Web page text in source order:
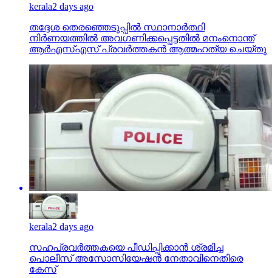
kerala2 days ago
തദ്ദേശ തെരഞ്ഞെടുപ്പില്‍ സ്ഥാനാര്‍ത്ഥി
നിര്‍ണയത്തില്‍ അവഗണിക്കപ്പെട്ടതില്‍ മനംനൊന്ത്
ആര്‍എസ്എസ് പ്രവര്‍ത്തകന്‍ ആത്മഹത്യ ചെയ്തു
kerala2 days ago
സഹപ്രവര്‍ത്തകയെ പീഡിപ്പിക്കാന്‍ ശ്രമിച്ച
പൊലീസ് അസോസിയേഷന്‍ നേതാവിനെതിരെ
കേസ്